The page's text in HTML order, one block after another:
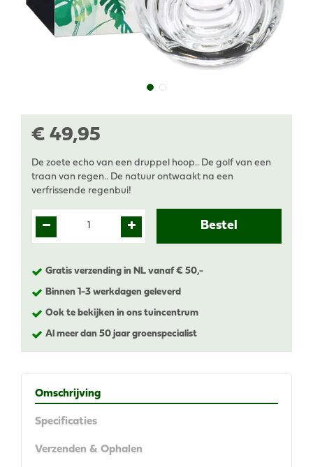
€ 49,95
De zoete echo van een druppel hoop.. De golf van een
traan van regen.. De natuur ontwaakt na een
verfrissende regenbui!
Gratis verzending in NL vanaf € 50,-
Binnen 1-3 werkdagen geleverd
Ook te bekijken in ons tuincentrum
Al meer dan 50 jaar groenspecialist
Omschrijving
Specificaties
Verzenden & Ophalen